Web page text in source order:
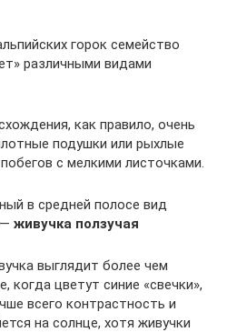
горок семейство
различными видами
как правило, очень
подушки или рыхлые
с мелкими листочками.
в средней полосе вид
живучка ползучая
выглядит более чем
когда цветут синие «свечки»,
всего контрастность и
на солнце, хотя живучки